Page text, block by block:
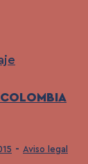
COLOMBIA
Aviso legal